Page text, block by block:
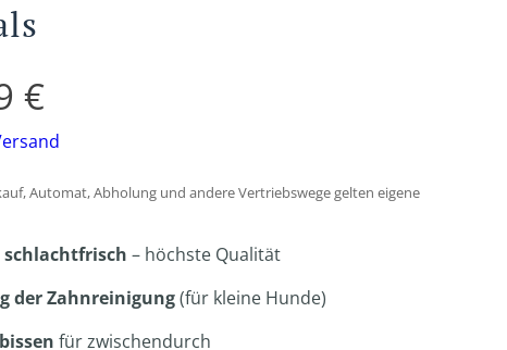
€Preisspanne:
2,59 €
bis
8,39 €
Automat, Abholung und andere Vertriebswege gelten eigene
schlachtfrisch – höchste Qualität
der Zahnreinigung(für kleine Hunde)
für zwischendurch